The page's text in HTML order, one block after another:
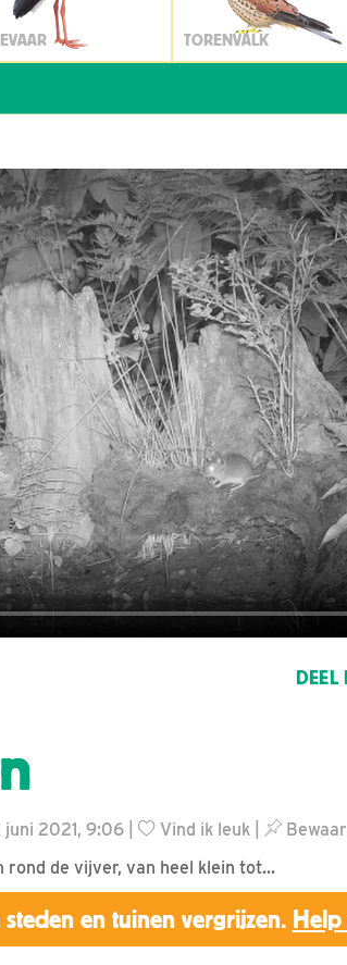
TORENVALK
DEEL
juni 2021, 9:06 | Vind ik leuk
rond de vijver, van heel klein tot...
steden en tuinen vergrijzen. Help